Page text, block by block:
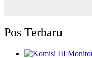
Pos Terbaru